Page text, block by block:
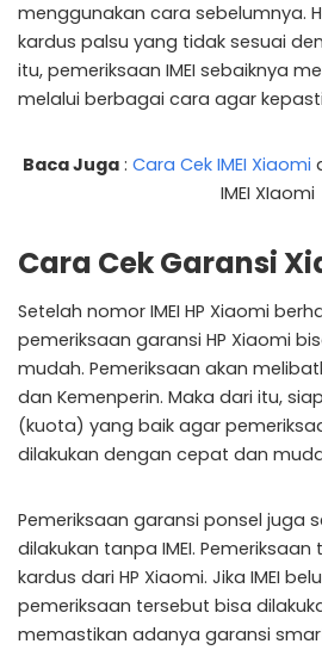
menggunakan cara sebelumnya.
kardus palsu yang tidak sesuai
itu, pemeriksaan IMEI sebaiknya
melalui berbagai cara agar
Baca Juga : Cara Cek IMEI Xiaomi
IMEI XIaomi
Cara Cek Garansi
Setelah nomor IMEI HP Xiaomi
pemeriksaan garansi HP Xiaomi
mudah. Pemeriksaan akan
dan Kemenperin. Maka dari itu,
(kuota) yang baik agar
dilakukan dengan cepat dan
Pemeriksaan garansi ponsel juga
dilakukan tanpa IMEI.
kardus dari HP Xiaomi. Jika IMEI
pemeriksaan tersebut bisa
memastikan adanya garansi